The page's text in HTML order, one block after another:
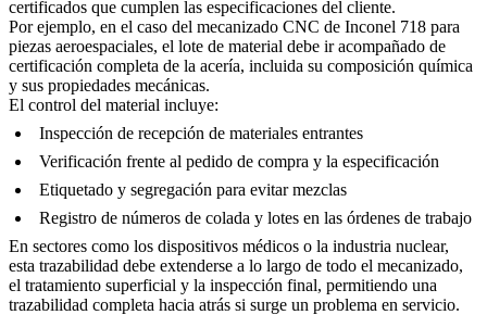
certificados que cumplen las especificaciones del cliente.
Por ejemplo, en el caso del mecanizado CNC de Inconel 718 para
piezas aeroespaciales, el lote de material debe ir acompañado de
certificación completa de la acería, incluida su composición química
y sus propiedades mecánicas.
El control del material incluye:
Inspección de recepción de materiales entrantes
Verificación frente al pedido de compra y la especificación
Etiquetado y segregación para evitar mezclas
Registro de números de colada y lotes en las órdenes de trabajo
En sectores como los dispositivos médicos o la industria nuclear,
esta trazabilidad debe extenderse a lo largo de todo el mecanizado,
el tratamiento superficial y la inspección final, permitiendo una
trazabilidad completa hacia atrás si surge un problema en servicio.